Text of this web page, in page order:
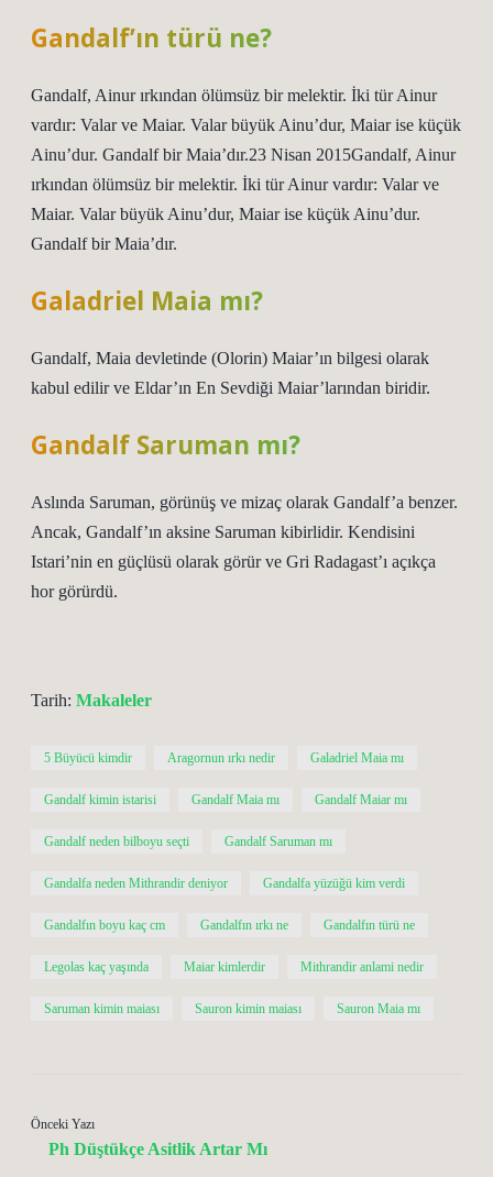
Gandalf’ın türü ne?
Gandalf, Ainur ırkından ölümsüz bir melektir. İki tür Ainur
vardır: Valar ve Maiar. Valar büyük Ainu’dur, Maiar ise küçük
Ainu’dur. Gandalf bir Maia’dır.23 Nisan 2015Gandalf, Ainur
ırkından ölümsüz bir melektir. İki tür Ainur vardır: Valar ve
Maiar. Valar büyük Ainu’dur, Maiar ise küçük Ainu’dur.
Gandalf bir Maia’dır.
Galadriel Maia mı?
Gandalf, Maia devletinde (Olorin) Maiar’ın bilgesi olarak
kabul edilir ve Eldar’ın En Sevdiği Maiar’larından biridir.
Gandalf Saruman mı?
Aslında Saruman, görünüş ve mizaç olarak Gandalf’a benzer.
Ancak, Gandalf’ın aksine Saruman kibirlidir. Kendisini
Istari’nin en güçlüsü olarak görür ve Gri Radagast’ı açıkça
hor görürdü.
Tarih: Makaleler
5 Büyücü kimdir Aragornun ırkı nedir Galadriel Maia mı
Gandalf kimin istarisi Gandalf Maia mı Gandalf Maiar mı
Gandalf neden bilboyu seçti Gandalf Saruman mı
Gandalfa neden Mithrandir deniyor Gandalfa yüzüğü kim verdi
Gandalfın boyu kaç cm Gandalfın ırkı ne Gandalfın türü ne
Legolas kaç yaşında Maiar kimlerdir Mithrandir anlami nedir
Saruman kimin maiası Sauron kimin maiası Sauron Maia mı
Önceki Yazı
Ph Düştükçe Asitlik Artar Mı